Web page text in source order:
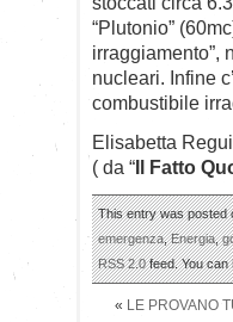
“Plutonio”
irraggiamento”,
nucleari. Infine
combustibile
Elisabetta
( da “Il Fatto
This entry was posted
emergenza,Energia,
RSS 2.0feed. You can
« LE PROVANO